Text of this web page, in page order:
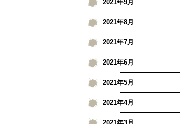
2021年9月
2021年8月
2021年7月
2021年6月
2021年5月
2021年4月